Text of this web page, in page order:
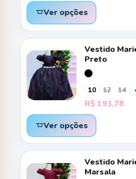
Ver opções
Vestido
Preto
10 12 14
R$ 193,78
Ver opções
Vestido
Marsala